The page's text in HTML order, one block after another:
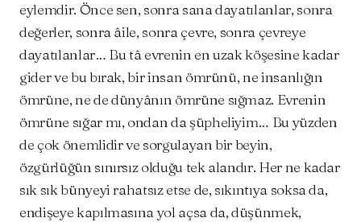
eylemdir. Önce sen, sonra sana dayatılanlar, sonra
değerler, sonra âile, sonra çevre, sonra çevreye
dayatılanlar… Bu tâ evrenin en uzak köşesine kadar
gider ve bu bırak, bir insan ömrünü, ne insanlığın
ömrüne, ne de dünyânın ömrüne sığmaz. Evrenin
ömrüne sığar mı, ondan da şüpheliyim… Bu yüzden
de çok önemlidir ve sorgulayan bir beyin,
özgürlüğün sınırsız olduğu tek alandır. Her ne kadar
sık sık bünyeyi rahatsız etse de, sıkıntıya soksa da,
endişeye kapılmasına yol açsa da, düşünmek,